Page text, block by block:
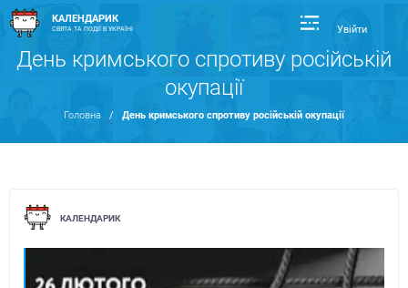
КАЛЕНДАРИК
СВЯТА ТА ПОДІЇ В УКРАЇНІ Увійти
День кримського спротиву російській
окупації
Головна / День кримського спротиву російській окупації
КАЛЕНДАРИК